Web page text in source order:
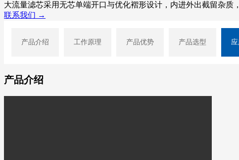
大流量滤芯采用无芯单端开口与优化褶形设计，内进外出截留杂
联系我们 →
产品介绍 工作原理 产品优势 产品选型
产品介绍